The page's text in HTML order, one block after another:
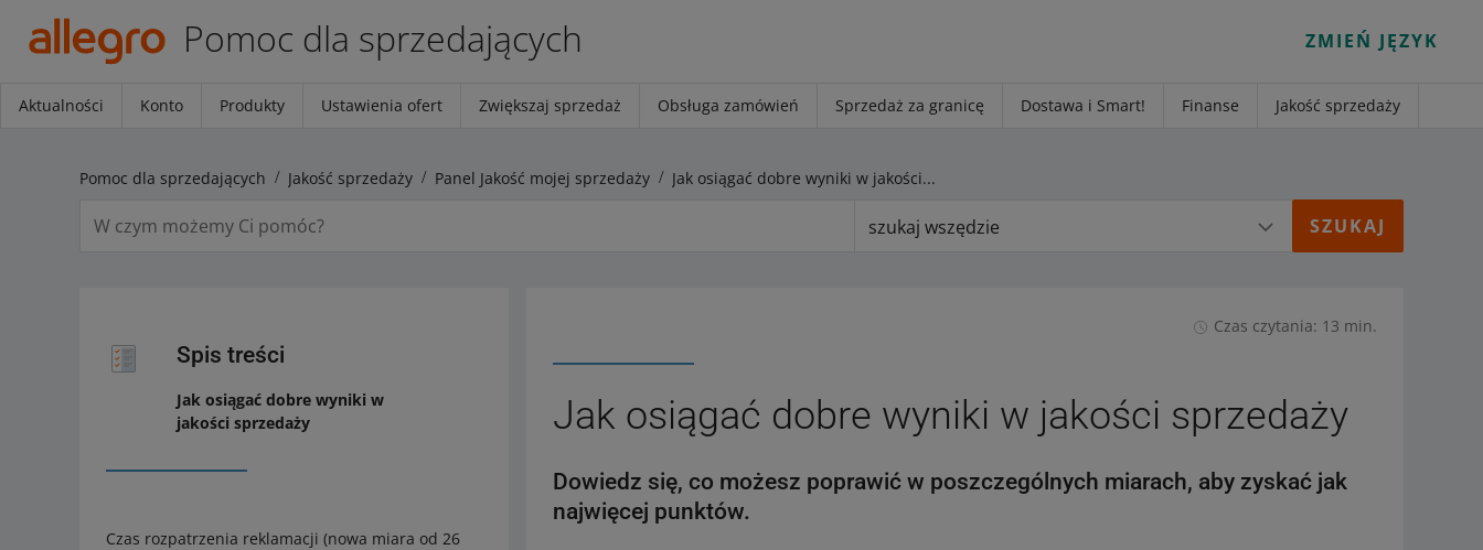
Pomoc dla sprzedających ZMIEŃ JĘZYK
Aktualności Konto Produkty Ustawienia ofert Zwiększaj sprzedaż Obsługa zamówień Sprzedaż za granicę Dostawa i Smart! Finanse Jakość sprzedaży
Pomoc dla sprzedających Jakość sprzedaży Panel Jakość mojej sprzedaży Jak osiągać dobre wyniki w jakości sprzedaży
szukaj wszędzie
Spis treści
Jak osiągać dobre wyniki w
jakości sprzedaży
Czas rozpatrzenia reklamacji (nowa miara od 26
Czas czytania: 13 min.
Jak osiągać dobre wyniki w jakości sprzedaży
Dowiedz się, co możesz poprawić w poszczególnych miarach, aby zyskać jak
najwięcej punktów.